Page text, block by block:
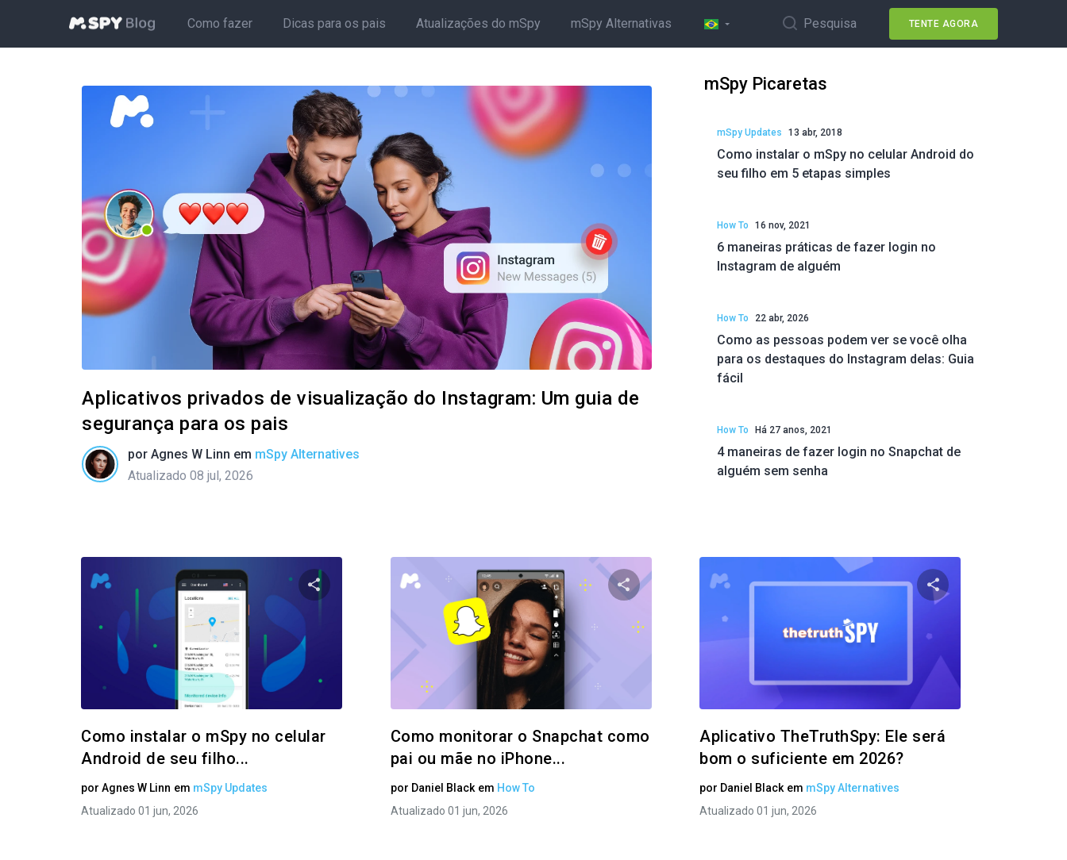
Como fazer Dicas para os pais Atualizações do mSpy mSpy Alternativas Pesquisa TENTE AGORA
Aplicativos privados de visualização do Instagram: Um guia de
segurança para os pais
por Agnes W Linn em mSpy Alternatives
Atualizado 08 jul, 2026
mSpy Picaretas
mSpy Updates 13 abr, 2018
Como instalar o mSpy no celular Android do
seu filho em 5 etapas simples
How To 16 nov, 2021
6 maneiras práticas de fazer login no
Instagram de alguém
How To 22 abr, 2026
Como as pessoas podem ver se você olha
para os destaques do Instagram delas: Guia
fácil
How To Há 27 anos, 2021
4 maneiras de fazer login no Snapchat de
alguém sem senha
Compartilhe este artigo
Como instalar o mSpy no celular
Android de seu filho...
porAgnes W Linn em mSpy Updates
Atualizado 01 jun, 2026
Compartilhe este artigo
Como monitorar o Snapchat como
pai ou mãe no iPhone...
por Daniel Black em How To
Atualizado 01 jun, 2026
Aplicativo TheTruthSpy: Ele será
bom o suficiente em 2026?
por Daniel Black em mSpy Alternatives
Atualizado 01 jun, 2026